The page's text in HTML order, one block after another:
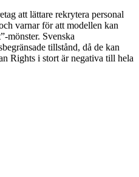
att lättare rekrytera personal
varnar för att modellen kan
mönster. Svenska
tillstånd, då de kan
Rights i stort är negativa till hela